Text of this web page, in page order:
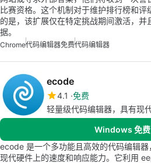
比赛资格。这个机制对于维护排行榜和
的是，该扩展仅在特定挑战期间激活，
据。
Chrome代码编辑器免费代码编辑器
ecode
4.1 免费
轻量级代码编辑器，具有现
Windows 免
ecode 是一个多功能且高效的代码编辑
现代硬件上的速度和响应能力。它利用